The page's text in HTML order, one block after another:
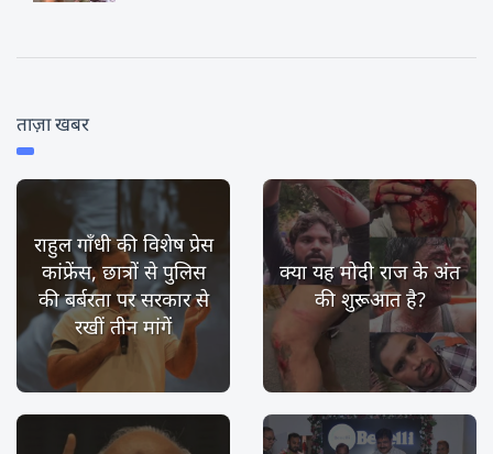
ताज़ा खबर
राहुल गाँधी की विशेष प्रेस
कांफ्रेंस, छात्रों से पुलिस
की बर्बरता पर सरकार से
रखीं तीन मांगें
क्या यह मोदी राज के अंत
की शुरूआत है?